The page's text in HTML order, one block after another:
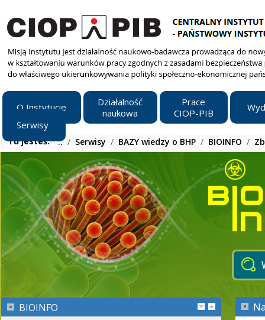
O Instytucie
Działalność
naukowa
Prace
CIOP-PIB
Serwisy
Tu jesteś: ../ Serwisy / BAZY wiedzy o BHP / BIOINFO /
BIOINFO